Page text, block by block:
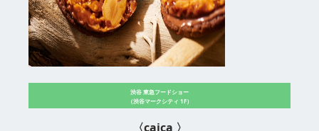
渋谷 東急フードショー
（渋谷マークシティ 1F）
〈caica 〉